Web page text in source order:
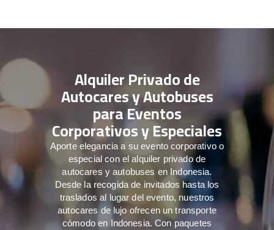
Alquiler Privado de
Autocares y Autobuses
para Eventos
Corporativos y Especiales
Aporte elegancia a su evento corporativo o
especial con el alquiler privado de
autocares y autobuses en Indonesia.
Desde la recogida de invitados hasta los
traslados al lugar del evento, nuestros
autocares de lujo ofrecen un transporte
cómodo en Indonesia. Con paquetes